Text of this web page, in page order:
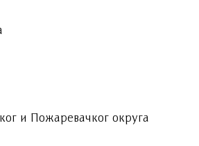
и Пожаревачког округа